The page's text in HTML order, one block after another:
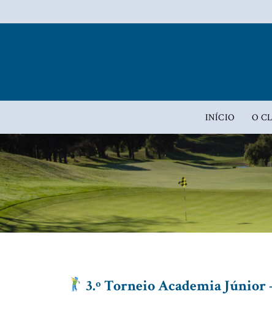
INÍCIO O
3.º Torneio Academia Júnior